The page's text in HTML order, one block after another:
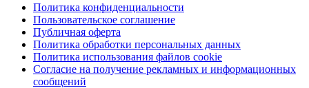
Политика конфиденциальности
Пользовательское соглашение
Публичная оферта
Политика обработки персональных данных
Политика использования файлов cookie
Согласие на получение рекламных и информационных
сообщений